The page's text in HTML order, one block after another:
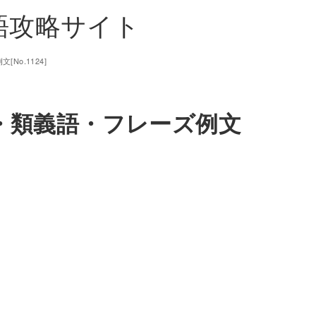
略サイト
文[No.1124]
義語・フレーズ例文